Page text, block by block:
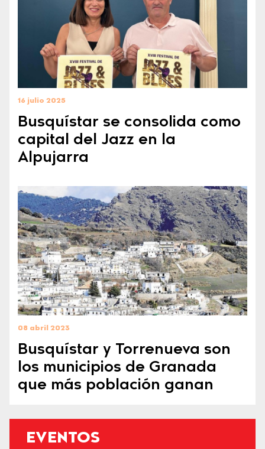
16 julio 2025
Busquístar se consolida como
capital del Jazz en la
Alpujarra
08 abril 2023
Busquístar y Torrenueva son
los municipios de Granada
que más población ganan
EVENTOS